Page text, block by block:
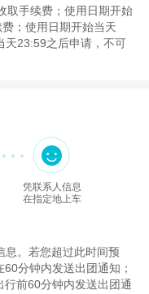
取手续费；使用日期开始
；使用日期开始当天
天23:59之后申请，不可
凭联系人信息
在指定地上车
息。若您超过此时间预
分钟内发送出团通知；
前60分钟内发送出团通